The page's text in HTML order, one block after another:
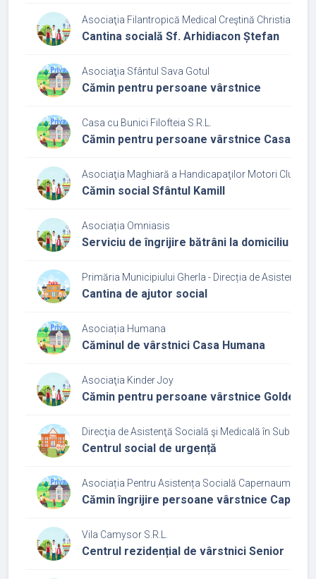
Asociaţia Filantropică Medical Creştină Christiana -
Cantina socială Sf. Arhidiacon Ștefan
Asociaţia Sfântul Sava Gotul
Cămin pentru persoane vârstnice
Casa cu Bunici Filofteia S.R.L.
Cămin pentru persoane vârstnice Casa cu
Asociaţia Maghiară a Handicapaţilor Motori Cluj
Cămin social Sfântul Kamill
Asociația Omniasis
Serviciu de îngrijire bătrâni la domiciliu
Primăria Municipiului Gherla - Direcția de Asistenţă
Cantina de ajutor social
Asociația Humana
Căminul de vârstnici Casa Humana
Asociaţia Kinder Joy
Cămin pentru persoane vârstnice Golden
Direcţia de Asistenţă Socială şi Medicală în
Centrul social de urgență
Asociația Pentru Asistența Socială Capernaum
Cămin îngrijire persoane vârstnice
Vila Camysor S.R.L.
Centrul rezidențial de vârstnici Senior